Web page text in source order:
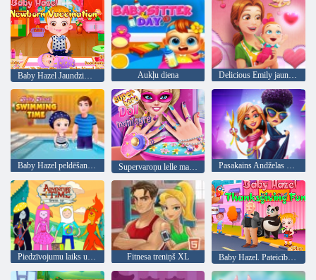
Baby Hazel Jaundzimušo Vakcinācija Aukļu diena
Baby Hazel peldēšanas laiks Supervaroņu lelle manikīrs Pasakains Andželas modes drudzis
Piedzīvojumu laiks uzposties Fitnesa treniņš XL Baby Hazel. Pateicība fun